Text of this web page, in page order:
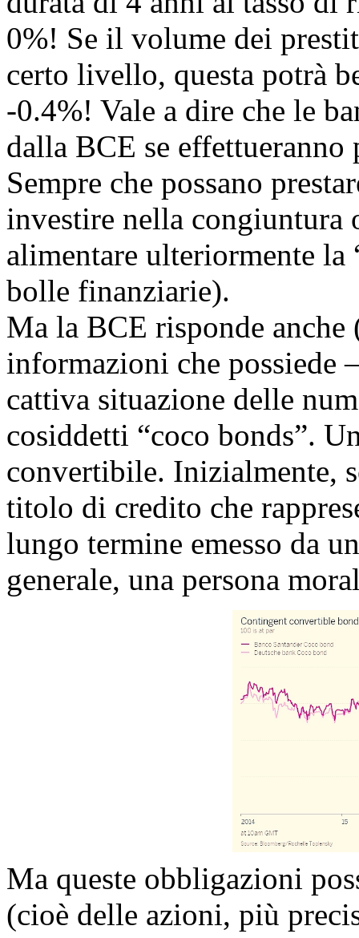
0%! Se il volume dei
certo livello, questa potrà
-0.4%! Vale a dire che le
dalla BCE se effettueranno
Sempre che possano
investire nella congiuntura
alimentare ulteriormente
bolle finanziarie).
Ma la BCE risponde anche
informazioni che possiede
cattiva situazione delle
cosiddetti “coco bonds”.
convertibile. Inizialmente,
titolo di credito che
lungo termine emesso da
generale, una persona
Ma queste obbligazioni
(cioè delle azioni, più